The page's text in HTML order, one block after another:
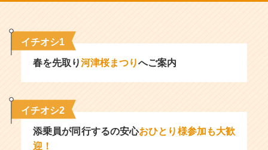
イチオシ1
春を先取り河津桜まつりへご案内
イチオシ2
添乗員が同行するの安心おひとり様参加も大歓
迎！